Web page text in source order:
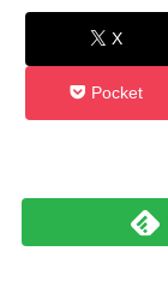
X
Pocket